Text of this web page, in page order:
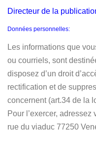
Directeur de la
Données personnelles:
Les informations que
ou courriels, sont
disposez d’un droit
rectification et de
concernent (art.34 de la
Pour l’exercer, adressez
rue du viaduc 77250